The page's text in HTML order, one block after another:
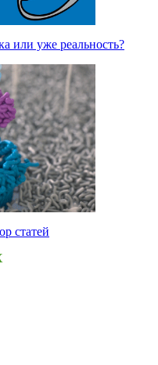
или уже реальность?
статей